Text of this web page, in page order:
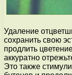
Удаление
сохранить свою
продлить
аккуратно
Это также